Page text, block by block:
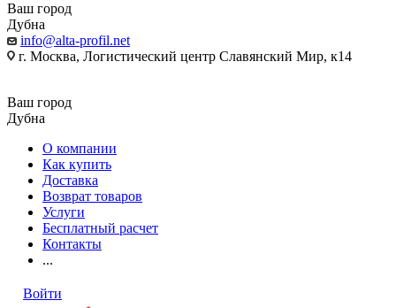
Ваш город
Дубна
info@alta-profil.net
г. Москва, Логистический центр Славянский Мир, к14
Ваш город
Дубна
О компании
Как купить
Доставка
Возврат товаров
Услуги
Бесплатный расчет
Контакты
...
Войти